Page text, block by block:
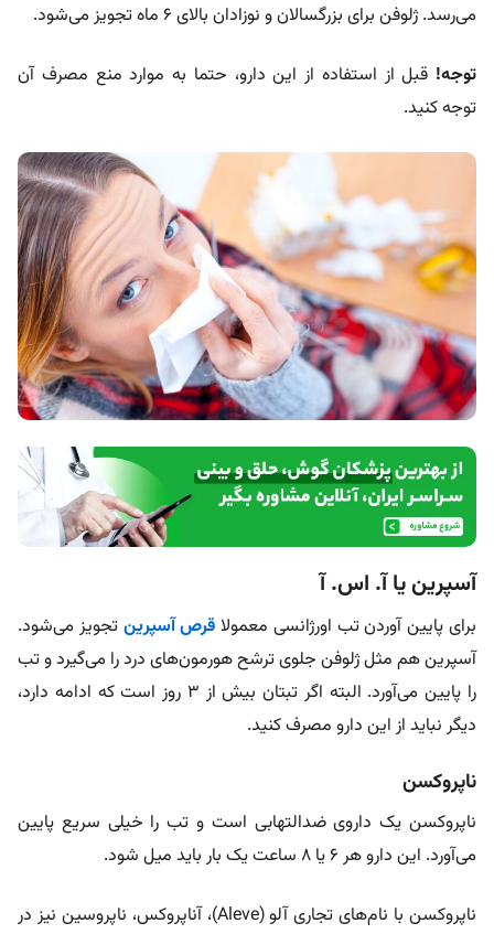
می‌رسد. ژلوفن برای بزرگسالان و نوزادان بالای 6 ماه تجویز می‌شود.
توجه! قبل از استفاده از این دارو، حتما به موارد منع مصرف آن
توجه کنید.
آسپرین یا آ. اس. آ
برای پایین آوردن تب اورژانسی معمولا قرص آسپرین تجویز می‌شود.
آسپرین هم مثل ژلوفن جلوی ترشح هورمون‌های درد را می‌گیرد و تب
را پایین می‌آورد. البته اگر تبتان بیش از 3 روز است که ادامه دارد،
دیگر نباید از این دارو مصرف کنید.
ناپروکسن
ناپروکسن یک داروی ضدالتهابی است و تب را خیلی سریع پایین
می‌آورد. این دارو هر 6 یا 8 ساعت یک بار باید میل شود.
ناپروکسن با نام‌های تجاری آلو (Aleve)، آناپروکس، ناپروسین نیز در